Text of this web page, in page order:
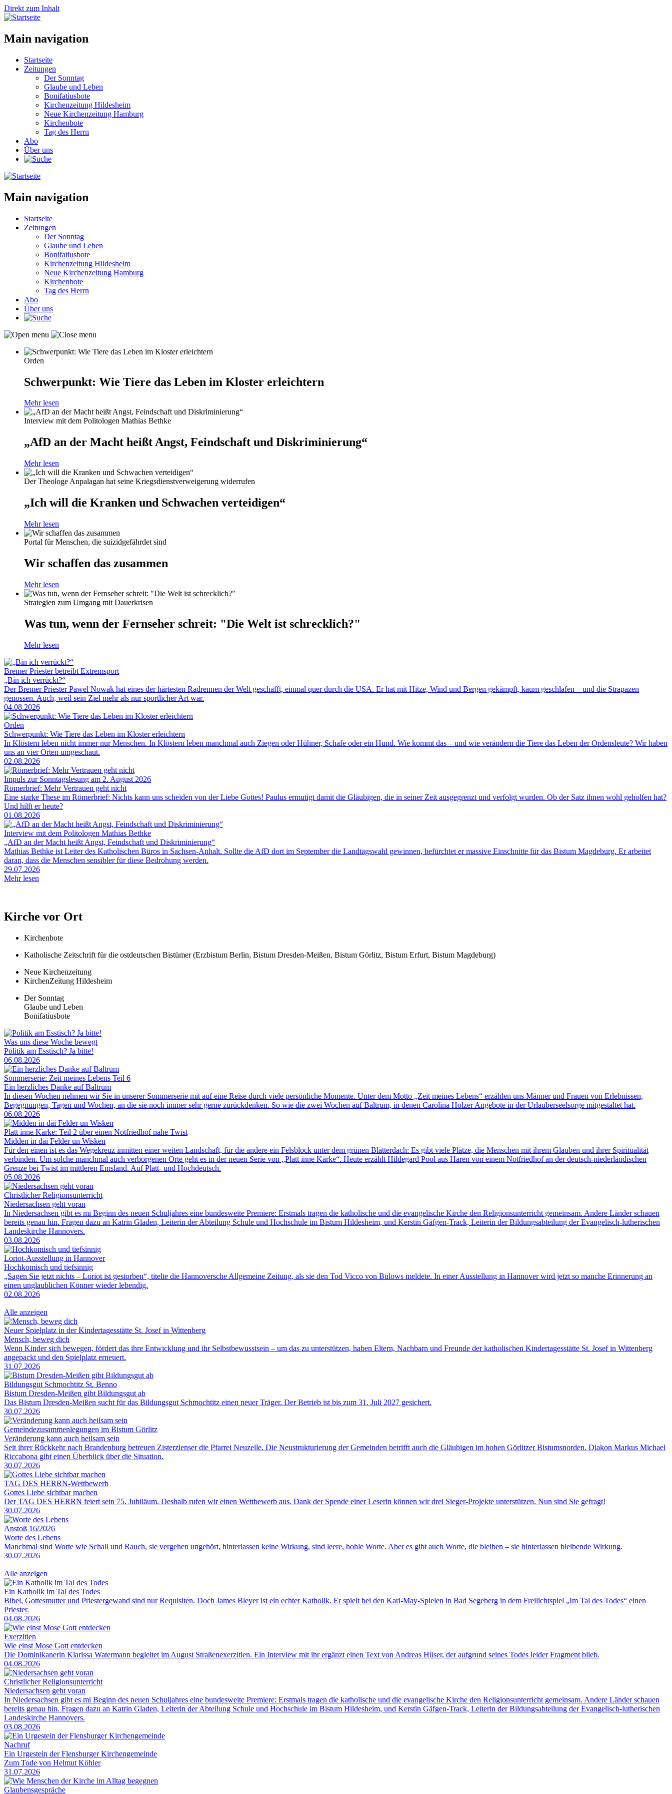
Direkt zum Inhalt
Main navigation
Startseite
Zeitungen
Der Sonntag
Glaube und Leben
Bonifatiusbote
Kirchenzeitung Hildesheim
Neue Kirchenzeitung Hamburg
Kirchenbote
Tag des Herrn
Abo
Über uns
Main navigation
Startseite
Zeitungen
Der Sonntag
Glaube und Leben
Bonifatiusbote
Kirchenzeitung Hildesheim
Neue Kirchenzeitung Hamburg
Kirchenbote
Tag des Herrn
Abo
Über uns
Orden
Schwerpunkt: Wie Tiere das Leben im Kloster erleichtern
Mehr lesen
Interview mit dem Politologen Mathias Bethke
„AfD an der Macht heißt Angst, Feindschaft und Diskriminierung“
Mehr lesen
Der Theologe Anpalagan hat seine Kriegsdienstverweigerung widerrufen
„Ich will die Kranken und Schwachen verteidigen“
Mehr lesen
Portal für Menschen, die suizidgefährdet sind
Wir schaffen das zusammen
Mehr lesen
Strategien zum Umgang mit Dauerkrisen
Was tun, wenn der Fernseher schreit: "Die Welt ist schrecklich?"
Mehr lesen
Bremer Priester betreibt Extremsport
„Bin ich verrückt?“
Der Bremer Priester Pawel Nowak hat eines der härtesten Radrennen der Welt geschafft, einmal quer durch die USA. Er hat mit Hitze, Wind und Bergen gekämpft, kaum geschlafen – und die Strapazen
genossen. Auch, weil sein Ziel mehr als nur sportlicher Art war.
04.08.2026
Orden
Schwerpunkt: Wie Tiere das Leben im Kloster erleichtern
In Klöstern leben nicht immer nur Menschen. In Klöstern leben manchmal auch Ziegen oder Hühner, Schafe oder ein Hund. Wie kommt das – und wie verändern die Tiere das Leben der Ordensleute? Wir haben
uns an vier Orten umgeschaut.
02.08.2026
Impuls zur Sonntagslesung am 2. August 2026
Römerbrief: Mehr Vertrauen geht nicht
Eine starke These im Römerbrief: Nichts kann uns scheiden von der Liebe Gottes! Paulus ermutigt damit die Gläubigen, die in seiner Zeit ausgegrenzt und verfolgt wurden. Ob der Satz ihnen wohl geholfen hat?
Und hilft er heute?
01.08.2026
Interview mit dem Politologen Mathias Bethke
„AfD an der Macht heißt Angst, Feindschaft und Diskriminierung“
Mathias Bethke ist Leiter des Katholischen Büros in Sachsen-Anhalt. Sollte die AfD dort im September die Landtagswahl gewinnen, befürchtet er massive Einschnitte für das Bistum Magdeburg. Er arbeitet
daran, dass die Menschen sensibler für diese Bedrohung werden.
29.07.2026
Mehr lesen
Kirche vor Ort
Kirchenbote
Katholische Zeitschrift für die ostdeutschen Bistümer (Erzbistum Berlin, Bistum Dresden-Meißen, Bistum Görlitz, Bistum Erfurt, Bistum Magdeburg)
Neue Kirchenzeitung
KirchenZeitung Hildesheim
Der Sonntag
Glaube und Leben
Bonifatiusbote
Was uns diese Woche bewegt
Politik am Esstisch? Ja bitte!
06.08.2026
Sommerserie: Zeit meines Lebens Teil 6
Ein herzliches Danke auf Baltrum
In diesen Wochen nehmen wir Sie in unserer Sommerserie mit auf eine Reise durch viele persönliche Momente. Unter dem Motto „Zeit meines Lebens“ erzählen uns Männer und Frauen von Erlebnissen,
Begegnungen, Tagen und Wochen, an die sie noch immer sehr gerne zurückdenken. So wie die zwei Wochen auf Baltrum, in denen Carolina Holzer Angebote in der Urlauberseelsorge mitgestaltet hat.
06.08.2026
Platt inne Kärke: Teil 2 über einen Notfriedhof nahe Twist
Midden in däi Felder un Wisken
Für den einen ist es das Wegekreuz inmitten einer weiten Landschaft, für die andere ein Felsblock unter dem grünen Blätterdach: Es gibt viele Plätze, die Menschen mit ihrem Glauben und ihrer Spiritualität
verbinden. Um solche manchmal auch verborgenen Orte geht es in der neuen Serie von „Platt inne Kärke“. Heute erzählt Hildegard Pool aus Haren von einem Notfriedhof an der deutsch-niederländischen
Grenze bei Twist im mittleren Emsland. Auf Platt- und Hochdeutsch.
05.08.2026
Christlicher Religionsunterricht
Niedersachsen geht voran
In Niedersachsen gibt es mi Beginn des neuen Schuljahres eine bundesweite Premiere: Erstmals tragen die katholische und die evangelische Kirche den Religionsunterricht gemeinsam. Andere Länder schauen
bereits genau hin. Fragen dazu an Katrin Gladen, Leiterin der Abteilung Schule und Hochschule im Bistum Hildesheim, und Kerstin Gäfgen-Track, Leiterin der Bildungsabteilung der Evangelisch-lutherischen
Landeskirche Hannovers.
03.08.2026
Loriot-Ausstellung in Hannover
Hochkomisch und tiefsinnig
„Sagen Sie jetzt nichts – Loriot ist gestorben“, titelte die Hannoversche Allgemeine Zeitung, als sie den Tod Vicco von Bülows meldete. In einer Ausstellung in Hannover wird jetzt so manche Erinnerung an
einen unglaublichen Könner wieder lebendig.
02.08.2026
Alle anzeigen
Neuer Spielplatz in der Kindertagesstätte St. Josef in Wittenberg
Mensch, beweg dich
Wenn Kinder sich bewegen, fördert das ihre Entwicklung und ihr Selbstbewusstsein – um das zu unterstützen, haben Eltern, Nachbarn und Freunde der katholischen Kindertagesstätte St. Josef in Wittenberg
angepackt und den Spielplatz erneuert.
31.07.2026
Bildungsgut Schmochtitz St. Benno
Bistum Dresden-Meißen gibt Bildungsgut ab
Das Bistum Dresden-Meißen sucht für das Bildungsgut Schmochtitz einen neuer Träger. Der Betrieb ist bis zum 31. Juli 2027 gesichert.
30.07.2026
Gemeindezusammenlegungen im Bistum Görlitz
Veränderung kann auch heilsam sein
Seit ihrer Rückkehr nach Brandenburg betreuen Zisterzienser die Pfarrei Neuzelle. Die Neustrukturierung der Gemeinden betrifft auch die Gläubigen im hohen Görlitzer Bistumsnorden. Diakon Markus Michael
Riccabona gibt einen Überblick über die Situation.
30.07.2026
TAG DES HERRN-Wettbewerb
Gottes Liebe sichtbar machen
Der TAG DES HERRN feiert sein 75. Jubiläum. Deshalb rufen wir einen Wettbewerb aus. Dank der Spende einer Leserin können wir drei Sieger-Projekte unterstützen. Nun sind Sie gefragt!
30.07.2026
Anstoß 16/2026
Worte des Lebens
Manchmal sind Worte wie Schall und Rauch, sie vergehen ungehört, hinterlassen keine Wirkung, sind leere, hohle Worte. Aber es gibt auch Worte, die bleiben – sie hinterlassen bleibende Wirkung.
30.07.2026
Alle anzeigen
Ein Katholik im Tal des Todes
Bibel, Gottesmutter und Priestergewand sind nur Requisiten. Doch James Bleyer ist ein echter Katholik. Er spielt bei den Karl-May-Spielen in Bad Segeberg in dem Freilichtspiel „Im Tal des Todes“ einen
Priester.
04.08.2026
Exerzitien
Wie einst Mose Gott entdecken
Die Dominikanerin Klarissa Watermann begleitet im August Straßenexerzitien. Ein Interview mit ihr ergänzt einen Text von Andreas Hüser, der aufgrund seines Todes leider Fragment blieb.
04.08.2026
Christlicher Religionsunterricht
Niedersachsen geht voran
In Niedersachsen gibt es mi Beginn des neuen Schuljahres eine bundesweite Premiere: Erstmals tragen die katholische und die evangelische Kirche den Religionsunterricht gemeinsam. Andere Länder schauen
bereits genau hin. Fragen dazu an Katrin Gladen, Leiterin der Abteilung Schule und Hochschule im Bistum Hildesheim, und Kerstin Gäfgen-Track, Leiterin der Bildungsabteilung der Evangelisch-lutherischen
Landeskirche Hannovers.
03.08.2026
Nachruf
Ein Urgestein der Flensburger Kirchengemeinde
Zum Tode von Helmut Köhler
31.07.2026
Glaubensgespräche